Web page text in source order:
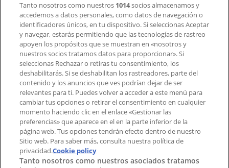
Contacto comercial y de marketing
Tienda mal colocada en el mapa
Notificar un folleto
¿Encontraste un problema en la web o en la
aplicación?
Índices
Marcas
Marcas locales
Negocios
Negocios cercanos
Tanto nosotros como nuestros 1014socios almacenamos y
accedemos a datos personales, como datos de navegación o
identificadores únicos, en tu dispositivo. Si seleccionas Aceptar
y navegar, estarás permitiendo que las tecnologías de rastreo
apoyen los propósitos que se muestran en «nosotros y
nuestros socios tratamos datos para proporcionar». Si
seleccionas Rechazar o retiras tu consentimiento, los
deshabilitarás. Si se deshabilitan los rastreadores, parte del
contenido y los anuncios que ves podrían dejar de ser
relevantes para ti. Puedes volver a acceder a este menú para
cambiar tus opciones o retirar el consentimiento en cualquier
momento haciendo clic en el enlace «Gestionar las
preferencias» que aparece en el en la parte inferior de la
página web. Tus opciones tendrán efecto dentro de nuestro
Sitio web. Para saber más, consulta nuestra política de
privacidad.Cookie policy
Tanto nosotros como nuestros asociados tratamos